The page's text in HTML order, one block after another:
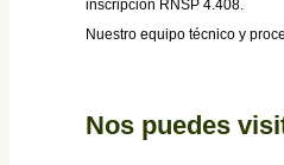
inscripción RNSP 4.408.
Nuestro equipo técnico y
Nos puedes